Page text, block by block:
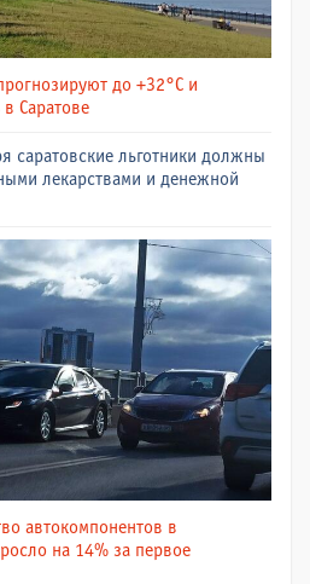
до +32°C и
Саратове
саратовские льготники должны
лекарствами и денежной
автокомпонентов в
на 14% за первое